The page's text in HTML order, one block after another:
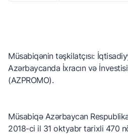
Müsabiqənin təşkilatçısı:
Azərbaycanda İxracın və
(AZPROMO).
Müsabiqə Azərbaycan
2018-ci il 31 oktyabr tarixli 470